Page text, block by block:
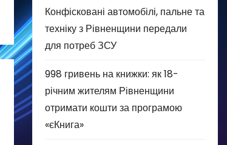
Конфісковані автомобілі, пальне та
техніку з Рівненщини передали
для потреб ЗСУ
998 гривень на книжки: як 18-
річним жителям Рівненщини
отримати кошти за програмою
«єКнига»